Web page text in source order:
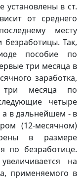
установлены в ст.
от среднего
месту
Так,
пособие по
три месяца в
заработка,
три месяца по
четыре
а в дальнейшем - в
(12-месячном)
в размере
по безработице.
на
применяемого в